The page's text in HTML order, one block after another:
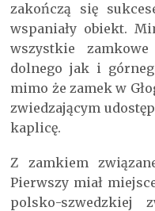
zakończą się
wspaniały obiekt.
wszystkie
dolnego jak i
mimo że zamek w
zwiedzającym
kaplicę.
Z zamkiem
Pierwszy miał
polsko-szwedzkiej